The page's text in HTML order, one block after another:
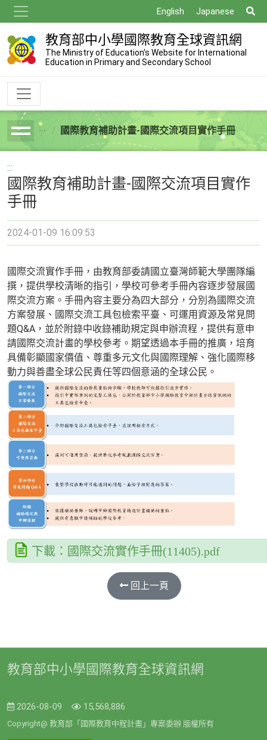
到
主
要
內
English Japanese
尋
教育部中小學國際教育全球資訊網
The Ministry of Education's Website for International
Education in Primary and Secondary School
breadcrumb國際教育補助計畫-國際交流項目實作手冊
:::
國際教育補助計畫-國際交流項目實作
手冊
2024-01-09 16:09:53
國際交流實作手冊，由教育部委請國立臺灣師範大學團隊編
撰，提供學校清晰的指引，學校可參考手冊內容逐步發展國
際交流方案。手冊內容主要分為四大部分，分別為國際交流
方案發展、國際交流工具包檢索平臺、可運用資源及常見問
題Q&A，並於附錄中收錄補助規定與申辦流程，提供有意申
請國際交流計畫的學校參考。期望透過本手冊的推廣，培育
具備彰顯國家價值、尊重多元文化與國際理解、強化國際移
動力與善盡全球公民責任等四個意涵的全球公民。
下載：國際交流實作手冊(11405).pdf
回上一頁
教育部中小學國際教育全球資訊網
2026-08-09 15,568,886
Copyright@ 教育部「國際教育中程計畫」專案委辦 版權所有